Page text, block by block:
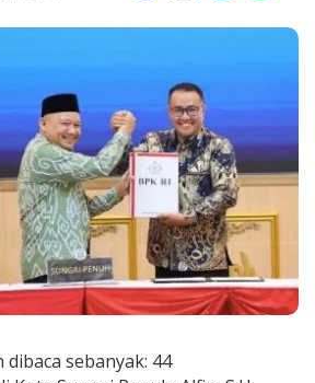
sebanyak: 44